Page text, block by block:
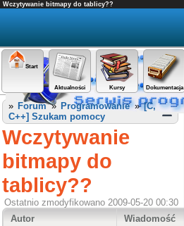
Wczytywanie bitmapy do tablicy??
Start
Aktualności Kursy Dokumentacja
» Forum» Programowanie»[C,
C++] Szukam pomocy
Wczytywanie
bitmapy do
tablicy??
Ostatnio zmodyfikowano 2009-05-20 00:30
Autor
Wiadomość